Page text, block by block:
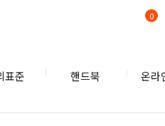
표준 핸드북 온라
0